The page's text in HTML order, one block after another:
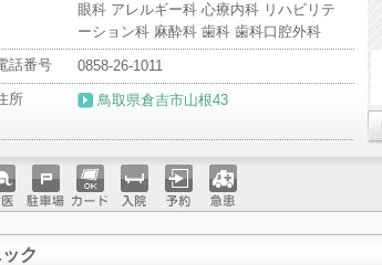
眼科 アレルギー科 心療内科 リハビリテ
ーション科 麻酔科 歯科 歯科口腔外科
話番号
0858-26-1011
所
鳥取県倉吉市山根43
駐車場クレジ
ットカ
入院 予約 急患
ク